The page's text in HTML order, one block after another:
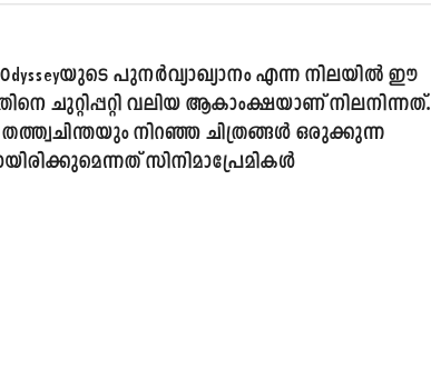
പുനർവ്യാഖ്യാനം എന്ന നിലയിൽ ഈ
ചുറ്റിപ്പറ്റി വലിയ ആകാംക്ഷയാണ് നിലനിന്നത്.
നിറഞ്ഞ ചിത്രങ്ങൾ ഒരുക്കുന്ന
സിനിമാപ്രേമികൾ